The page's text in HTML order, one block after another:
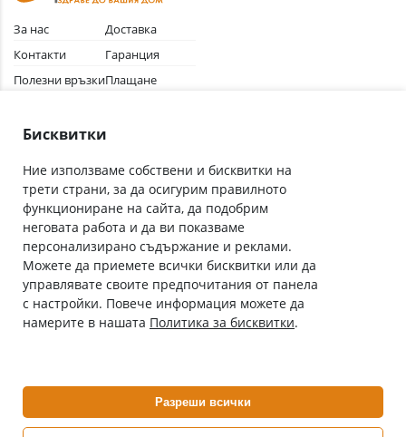
За нас
Контакти
Полезни връзки
Общи условия
Доставка
Гаранция
Плащане
Абонирай се за нашия бюлетин
С абонамента се съгласявам сПолитиката за лични данни.
Онлайн аптека, част от аптеки „Ванчева“
ePharm е лицензирана онлайн аптека от
Изпълнителна Агенция по Лекарствата
Бисквитки
Ние използваме собствени и бисквитки на
трети страни, за да осигурим правилното
функциониране на сайта, да подобрим
неговата работа и да ви показваме
персонализирано съдържание и реклами.
Можете да приемете всички бисквитки или да
управлявате своите предпочитания от панела
с настройки. Повече информация можете да
намерите в нашата Политика за бисквитки.
Разреши всички